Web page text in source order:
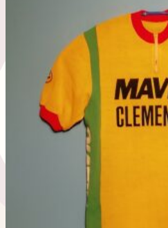
auf
der